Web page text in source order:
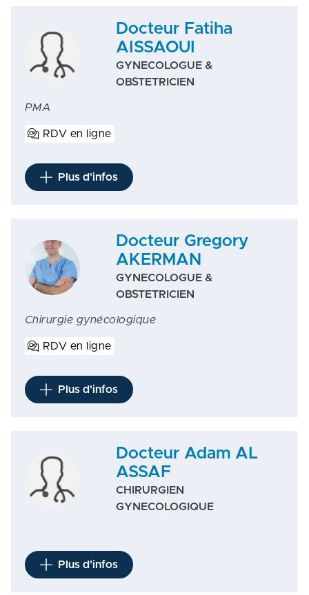
Docteur Fatiha
AISSAOUI
GYNECOLOGUE &
OBSTETRICIEN
PMA
RDV en ligne
Plus d'infos
Docteur Gregory
AKERMAN
GYNECOLOGUE &
OBSTETRICIEN
Chirurgie gynécologique
RDV en ligne
Plus d'infos
Docteur Adam AL
ASSAF
CHIRURGIEN
GYNECOLOGIQUE
Plus d'infos